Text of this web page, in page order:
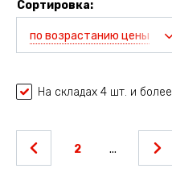
Сортировка:
по возрастанию цены
На складах 4 шт. и более
2 ...